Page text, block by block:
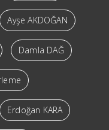
Ayşe AKDOĞAN
Damla DAĞ
Erdoğan KARA